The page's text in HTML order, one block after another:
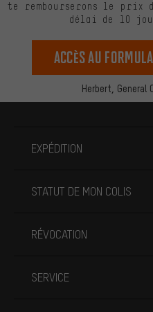
Herbert, General
te rembourserons le prix
délai de 10
Accès au
EXPÉDITION
STATUT DE MON COLIS
RÉVOCATION
SERVICE